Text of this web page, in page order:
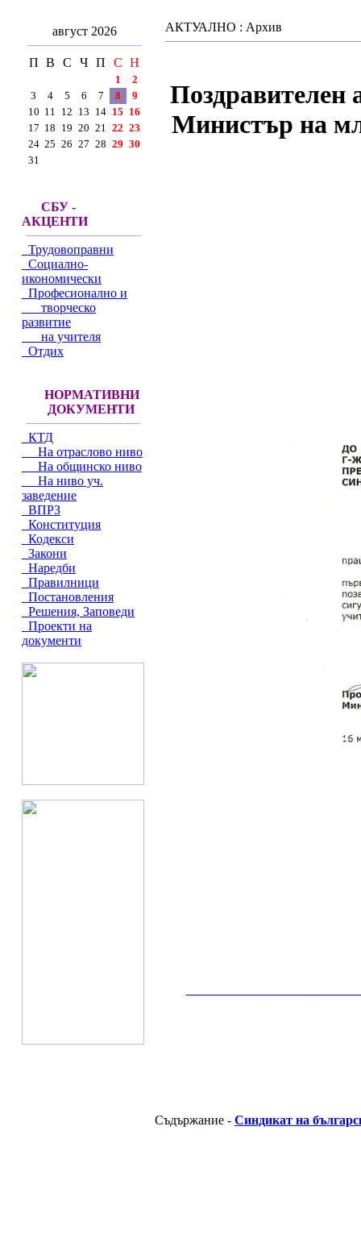
август 2026
П В С Ч П С Н
1
2
3
4 5 6 7 8
9
10 11 12 13 14 15 16
17 18 19 20 21 22 23
24 25 26 27 28 29 30
31
СБУ -
АКЦЕНТИ
Трудовоправни
Социално-
икономически
Професионално и
творческо
развитие
на учителя
Отдих
НОРМАТИВНИ
ДОКУМЕНТИ
КТД
На отраслово ниво
На общинско ниво
На ниво уч.
заведение
ВПРЗ
Конституция
Кодекси
Закони
Наредби
Правилници
Постановления
Решения, Заповеди
Проекти на
документи
АКТУАЛНО : Архив
Поздравителен
Министър на
Съдържание - Синдикат на